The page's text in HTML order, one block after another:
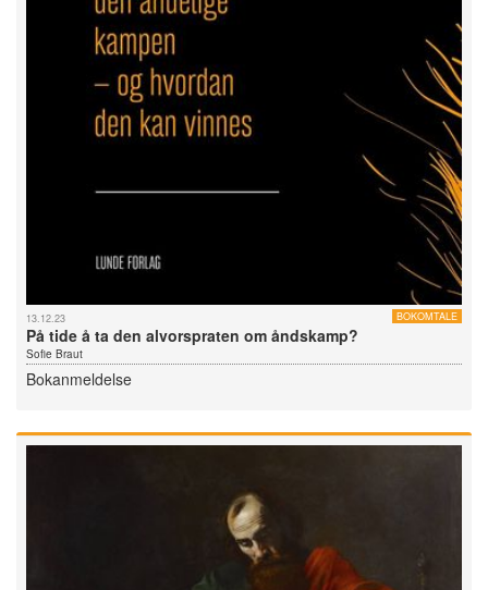
13.12.23 BOKOMTALE
På tide å ta den alvorspraten om åndskamp?
Sofie Braut
Bokanmeldelse